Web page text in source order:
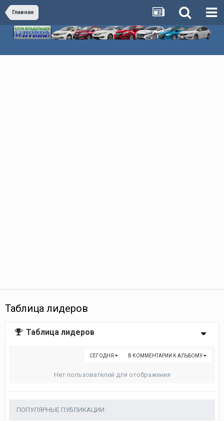
Главная
Таблица лидеров
Таблица лидеров
В КОММЕНТАРИИ К АЛЬБОМУ
СЕГОДНЯ
Нет пользователей для отображения
ПОПУЛЯРНЫЕ ПУБЛИКАЦИИ